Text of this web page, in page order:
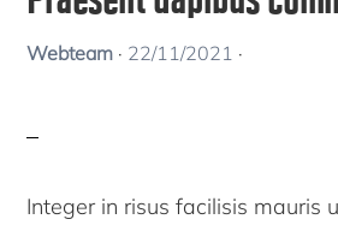
Webteam · 22/11/2021 ·
Integer in risus facilisis mauris